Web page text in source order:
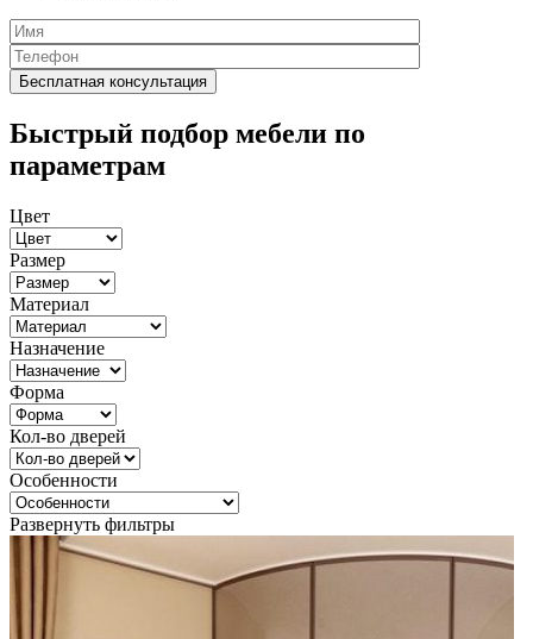
Быстрый подбор мебели по
параметрам
Цвет
Размер
Материал
Назначение
Форма
Кол-во дверей
Особенности
Развернуть фильтры